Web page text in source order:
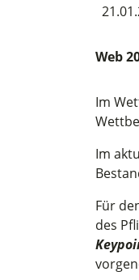
Web
Im
Im
Für
des